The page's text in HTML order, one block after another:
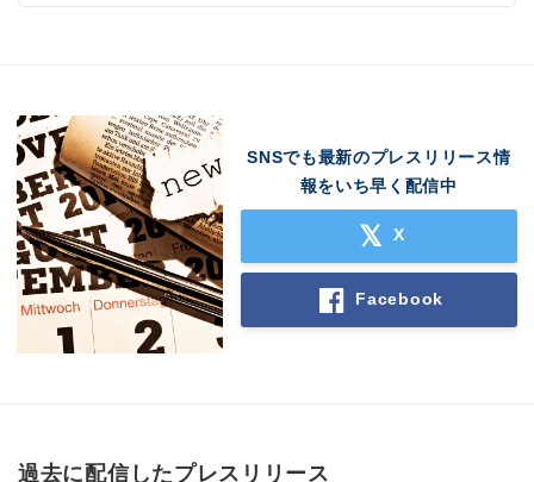
SNSでも最新のプレスリリース情
報をいち早く配信中
X
Facebook
過去に配信したプレスリリース